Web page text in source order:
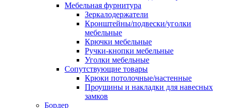
Мебельная фурнитура
Зеркалодержатели
Кронштейны/подвески/уголки
мебельные
Крючки мебельные
Ручки-кнопки мебельные
Уголки мебельные
Сопутствующие товары
Крюки потолочные/настенные
Проушины и накладки для навесных
замков
Бордер